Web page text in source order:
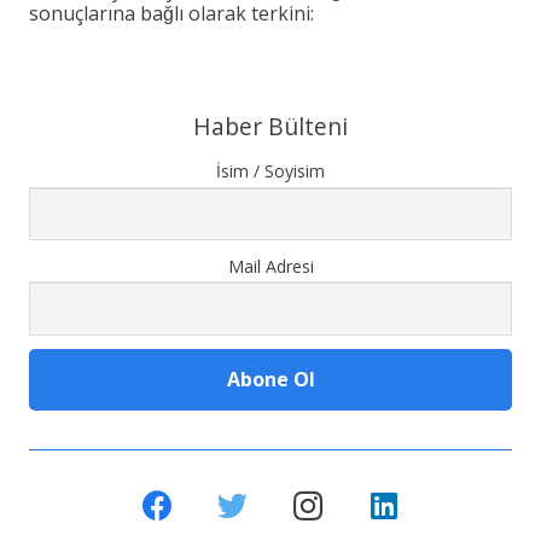
sonuçlarına bağlı olarak terkini:
Haber Bülteni
İsim / Soyisim
Mail Adresi